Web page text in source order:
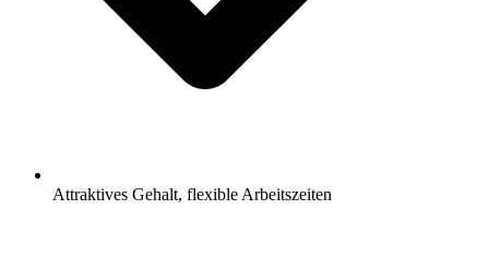
Attraktives Gehalt, flexible Arbeitszeiten